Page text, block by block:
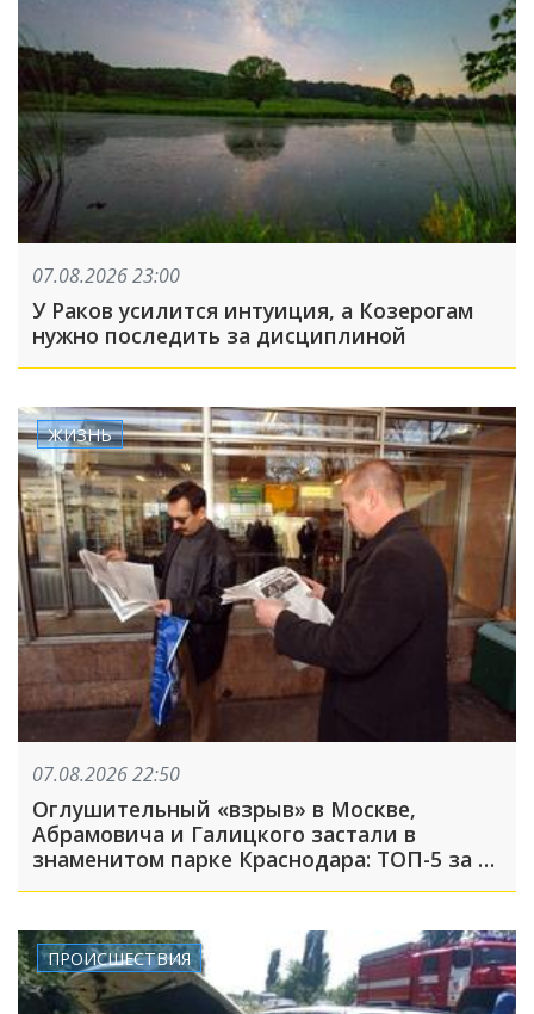
07.08.2026 23:00
У Раков усилится интуиция, а Козерогам
нужно последить за дисциплиной
ЖИЗНЬ
07.08.2026 22:50
Оглушительный «взрыв» в Москве,
Абрамовича и Галицкого застали в
знаменитом парке Краснодара: ТОП-5 за 7
ПРОИСШЕСТВИЯ